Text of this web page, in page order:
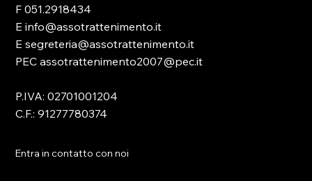
F 051.2918434
E info@assotrattenimento.it
E segreteria@assotrattenimento.it
PEC assotrattenimento2007@pec.it
P.IVA: 02701001204
C.F.: 91277780374
Entra in contatto con noi